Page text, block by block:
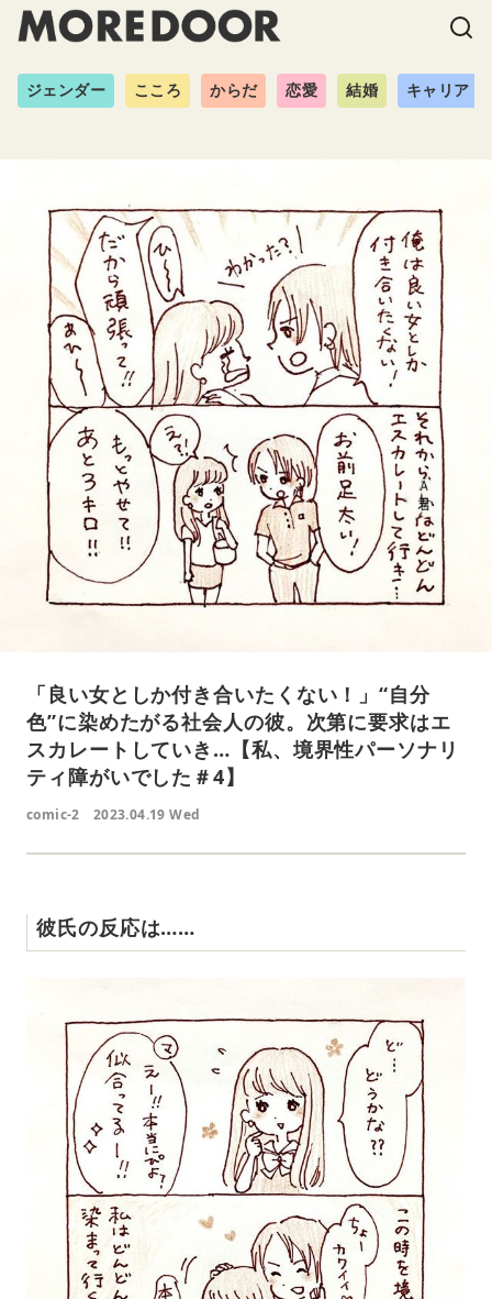
ジェンダー こころ からだ 恋愛 結婚 キャリア
「良い女としか付き合いたくない！」“自分
色”に染めたがる社会人の彼。次第に要求はエ
スカレートしていき…【私、境界性パーソナリ
ティ障がいでした＃4】
comic-2 2023.04.19 Wed
彼氏の反応は……